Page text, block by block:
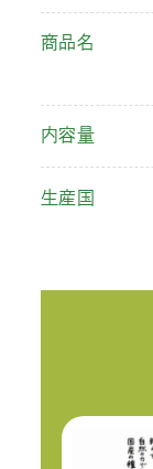
商品名
内容量
生産国